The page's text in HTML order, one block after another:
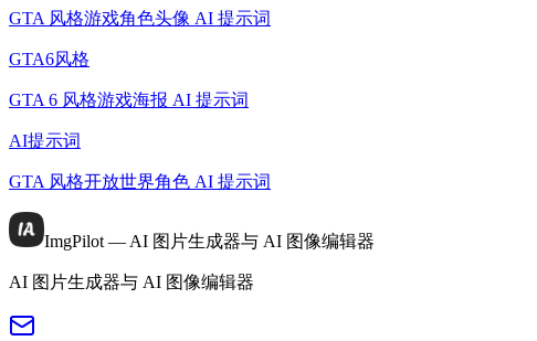
GTA 风格游戏角色头像 AI 提示词
GTA6风格
GTA 6 风格游戏海报 AI 提示词
AI提示词
GTA 风格开放世界角色 AI 提示词
ImgPilot — AI 图片生成器与 AI 图像编辑器
AI 图片生成器与 AI 图像编辑器